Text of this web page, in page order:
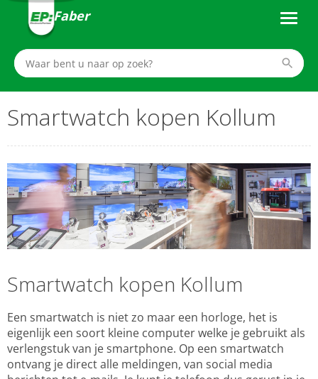
Faber
Smartwatch kopen Kollum
Smartwatch kopen Kollum
Een smartwatch is niet zo maar een horloge, het is
eigenlijk een soort kleine computer welke je gebruikt als
verlengstuk van je smartphone. Op een smartwatch
ontvang je direct alle meldingen, van social media